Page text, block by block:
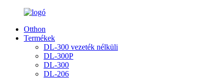
Otthon
Termékek
DL-300 vezeték nélküli
DL-300P
DL-300
DL-206